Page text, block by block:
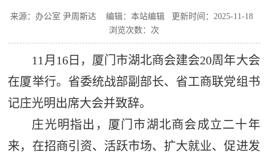
来源：办公室 尹周斯达 编辑：本站编辑 更新时间：2025-11-18
浏览次数： 次
11月16日，厦门市湖北商会建会20周年大会
在厦举行。省委统战部副部长、省工商联党组书
记庄光明出席大会并致辞。
庄光明指出，厦门市湖北商会成立二十年
来，在招商引资、活跃市场、扩大就业、促进发